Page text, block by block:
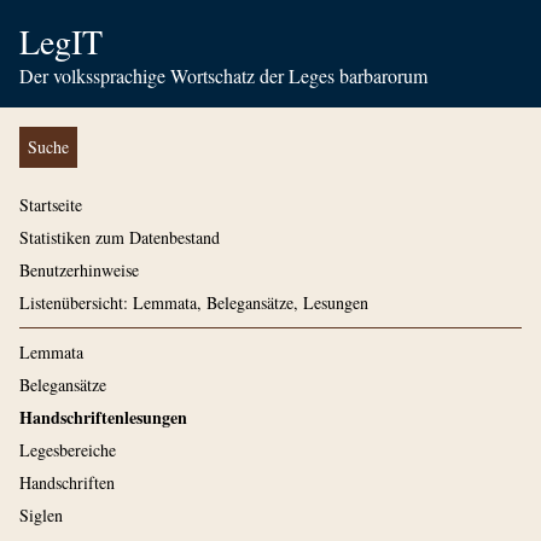
LegIT
Der volkssprachige Wortschatz der Leges barbarorum
Suche
Startseite
Statistiken zum Datenbestand
Benutzerhinweise
Listenübersicht: Lemmata, Belegansätze, Lesungen
Lemmata
Belegansätze
Handschriftenlesungen
Legesbereiche
Handschriften
Siglen